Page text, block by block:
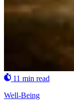
11 min read
Well-Being